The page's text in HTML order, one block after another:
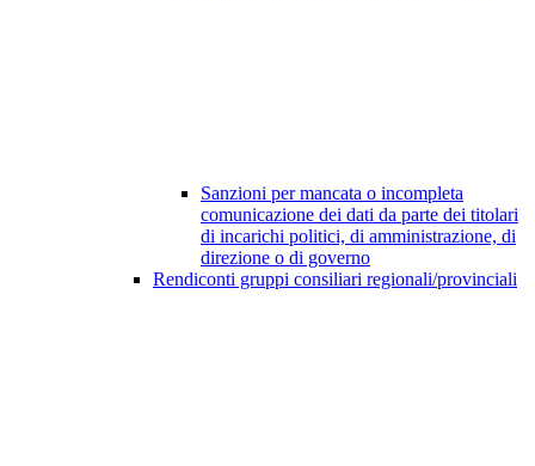
Sanzioni per mancata o incompleta
comunicazione dei dati da parte dei titolari
di incarichi politici, di amministrazione, di
direzione o di governo
Rendiconti gruppi consiliari regionali/provinciali